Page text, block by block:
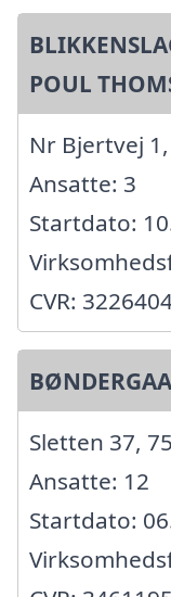
POUL
Nr Bjertvej
Ansatte: 3
Startdato:
CVR:
Sletten 37,
Ansatte: 12
Startdato: